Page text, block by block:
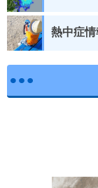
熱中症情